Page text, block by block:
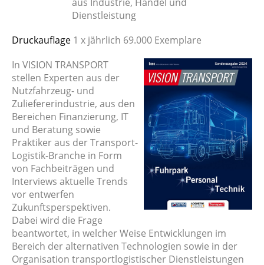
Dienstleistung
Druckauflage 1 x jährlich 69.000 Exemplare
In VISION TRANSPORT
stellen Experten aus der
Nutzfahrzeug- und
Zuliefererindustrie, aus den
Bereichen Finanzierung, IT
und Beratung sowie
Praktiker aus der Transport-
Logistik-Branche in Form
von Fachbeiträgen und
Interviews aktuelle Trends
vor entwerfen
Zukunftsperspektiven.
Dabei wird die Frage
beantwortet, in welcher Weise Entwicklungen im
Bereich der alternativen Technologien sowie in der
Organisation transportlogistischer Dienstleistungen